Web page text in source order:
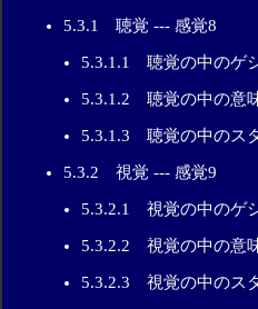
5.3.1 聴覚 --- 感覚8
5.3.1.1 聴覚の中のゲ
5.3.1.2 聴覚の中の意
5.3.1.3 聴覚の中のス
5.3.2 視覚 --- 感覚9
5.3.2.1 視覚の中のゲ
5.3.2.2 視覚の中の意
5.3.2.3 視覚の中のス